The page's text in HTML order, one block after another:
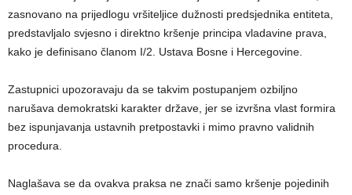
zasnovano na prijedlogu vršiteljice dužnosti predsjednika entiteta,
predstavljalo svjesno i direktno kršenje principa vladavine prava,
kako je definisano članom I/2. Ustava Bosne i Hercegovine.
Zastupnici upozoravaju da se takvim postupanjem ozbiljno
narušava demokratski karakter države, jer se izvršna vlast formira
bez ispunjavanja ustavnih pretpostavki i mimo pravno validnih
procedura.
Naglašava se da ovakva praksa ne znači samo kršenje pojedinih